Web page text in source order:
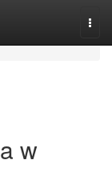
w